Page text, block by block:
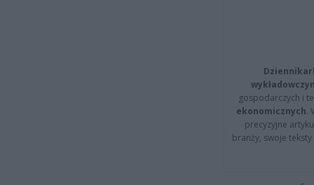
gospodarczych i
ekonomicznych.
precyzyjne
branży, swoje